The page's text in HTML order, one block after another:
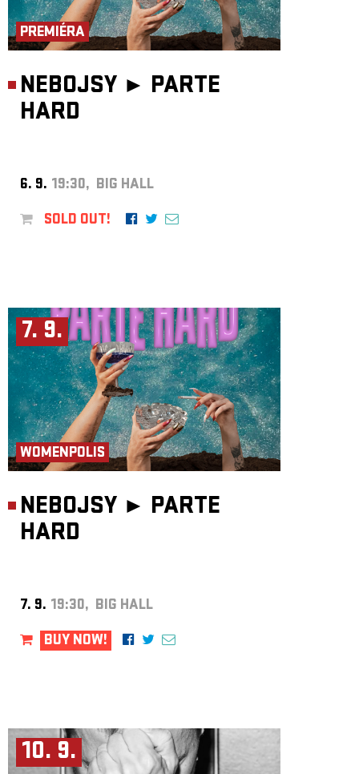
PREMIÉRA
NEBOJSY ► PARTE
HARD
6. 9. 19:30, BIG HALL
SOLD OUT!
7. 9.
WOMENPOLIS
NEBOJSY ► PARTE
HARD
7. 9. 19:30, BIG HALL
BUY NOW!
10. 9.